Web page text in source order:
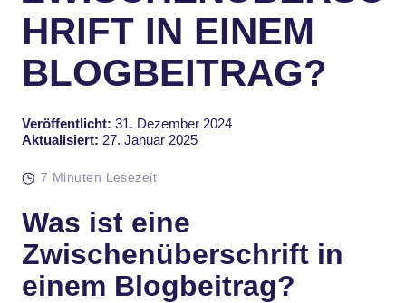
HRIFT IN EINEM
BLOGBEITRAG?
Veröffentlicht: 31. Dezember 2024
Aktualisiert: 27. Januar 2025
7 Minuten Lesezeit
Was ist eine
Zwischenüberschrift in
einem Blogbeitrag?